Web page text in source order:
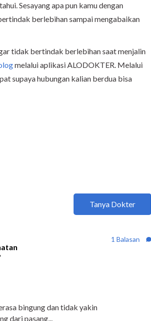
Sesayang apa pun kamu dengan
berlebihan sampai mengabaikan
tidak bertindak berlebihan saat menjalin
melalui aplikasi ALODOKTER. Melalui
supaya hubungan kalian berdua bisa